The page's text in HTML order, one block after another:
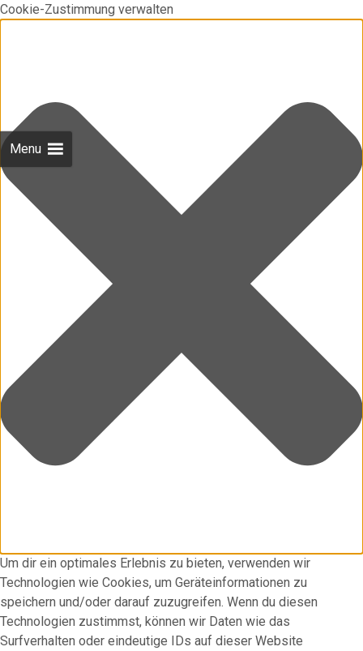
Cookie-Zustimmung verwalten
Um dir ein optimales Erlebnis zu bieten, verwenden wir
Technologien wie Cookies, um Geräteinformationen zu
speichern und/oder darauf zuzugreifen. Wenn du diesen
Technologien zustimmst, können wir Daten wie das
Surfverhalten oder eindeutige IDs auf dieser Website
Menu